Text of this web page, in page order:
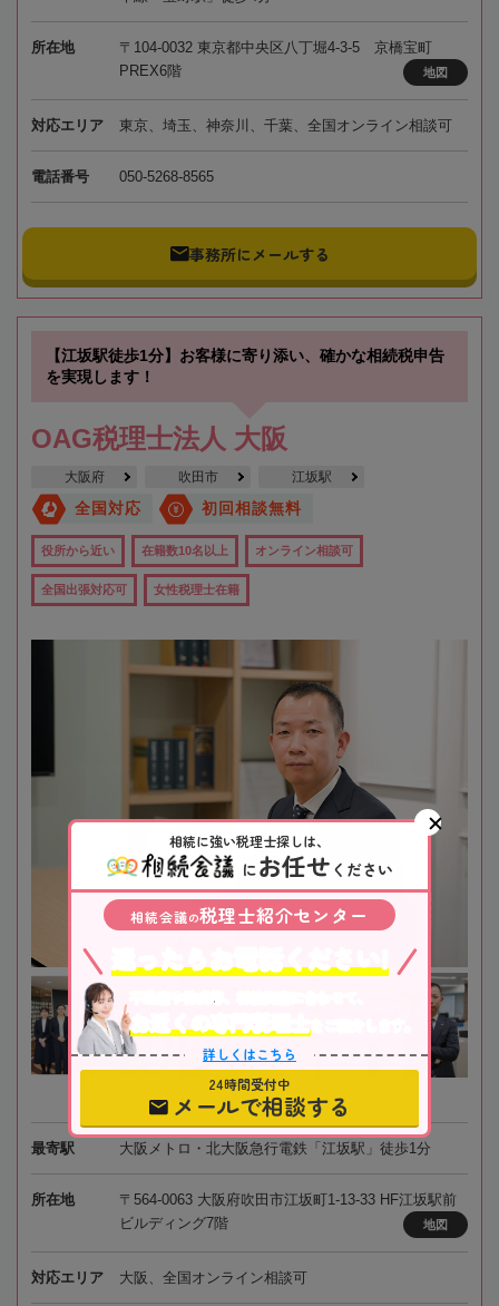
所在地
〒104-0032 東京都中央区八丁堀4-3-5 京橋宝町
PREX6階
地図
対応エリア 東京、埼玉、神奈川、千葉、全国オンライン相談可
電話番号 050-5268-8565
事務所にメールする
【江坂駅徒歩1分】お客様に寄り添い、確かな相続税申告
を実現します！
OAG税理士法人 大阪
大阪府 吹田市 江坂駅
全国対応 初回相談無料
役所から近い 在籍数10名以上 オンライン相談可
全国出張対応可 女性税理士在籍
最寄駅 大阪メトロ・北大阪急行電鉄「江坂駅」徒歩1分
所在地
〒564-0063 大阪府吹田市江坂町1-13-33 HF江坂駅前
ビルディング7階
地図
対応エリア 大阪、全国オンライン相談可
相続に強い税理士探しは、
にお任せ ください
相続会議の税理士紹介センター
不動産や株式等、相続資産に合わせて、
お近くの専門税理士
をご紹介します。
詳しくはこちら
24時間受付中
メールで相談する